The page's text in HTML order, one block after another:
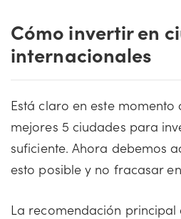
Cómo invertir en
internacionales
Está claro en este momento
mejores 5 ciudades para
suficiente. Ahora debemos
esto posible y no fracasar
La recomendación principal